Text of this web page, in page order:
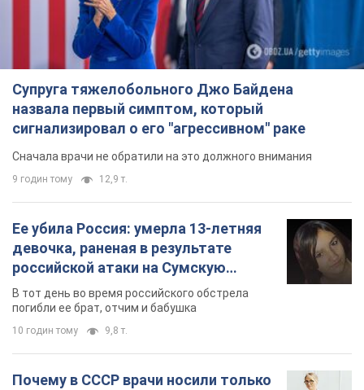
Супруга тяжелобольного Джо Байдена
назвала первый симптом, который
сигнализировал о его "агрессивном" раке
Сначала врачи не обратили на это должного внимания
9 годин тому 12,9 т.
Ее убила Россия: умерла 13-летняя
девочка, раненая в результате
российской атаки на Сумскую
область. Фото
В тот день во время российского обстрела
погибли ее брат, отчим и бабушка
10 годин тому 9,8 т.
Почему в СССР врачи носили только